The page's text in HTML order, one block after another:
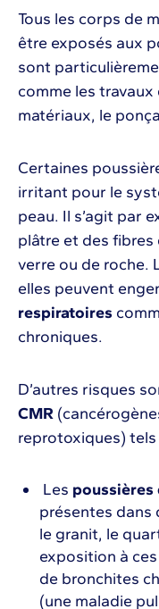
Tous les corps de
être exposés aux
sont
comme les
matériaux, le
Certaines
irritant pour le
peau. Il s’agit par
plâtre et des fibres
verre ou de roche.
elles peuvent
respiratoires
chroniques.
D’autres risques
CMR
reprotoxiques) tels
Les
présentes dans
le granit, le
exposition à
de bronchites
(une maladie